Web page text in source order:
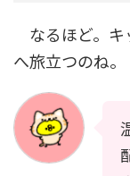
なるほど。キ
へ旅立つのね。